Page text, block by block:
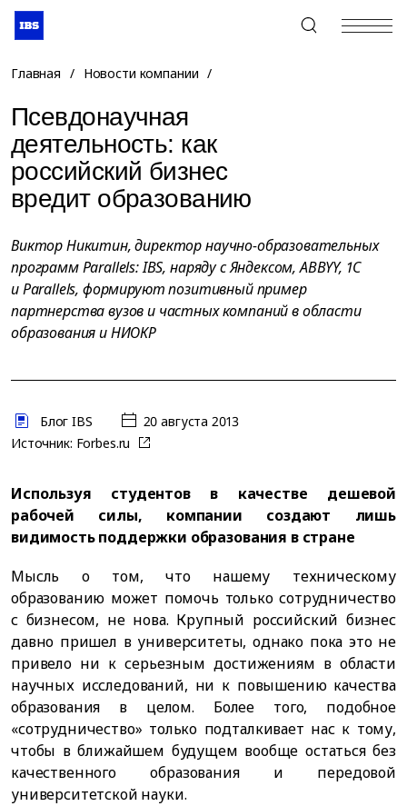
+7 (495) 967-80-80
Главная / Новости компании /
Псевдонаучная
деятельность: как
российский бизнес
вредит образованию
Виктор Никитин, директор научно-образовательных
программ Parallels: IBS, наряду с Яндексом, ABBYY, 1С
и Parallels, формируют позитивный пример
партнерства вузов и частных компаний в области
образования и НИОКР
Блог IBS
20 августа 2013
Источник: Forbes.ru
Используя студентов в качестве дешевой
рабочей силы, компании создают лишь
видимость поддержки образования в стране
Мысль о том, что нашему техническому
образованию может помочь только сотрудничество
с бизнесом, не нова. Крупный российский бизнес
давно пришел в университеты, однако пока это не
привело ни к серьезным достижениям в области
научных исследований, ни к повышению качества
образования в целом. Более того, подобное
«сотрудничество» только подталкивает нас к тому,
чтобы в ближайшем будущем вообще остаться без
качественного образования и передовой
университетской науки.